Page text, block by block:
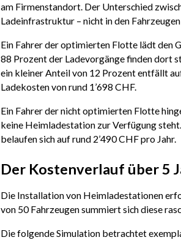
am Firmenstandort. Der Unterschied
Ladeinfrastruktur – nicht in den
Ein Fahrer der optimierten Flotte lädt den
88 Prozent der Ladevorgänge finden dort
ein kleiner Anteil von 12 Prozent entfällt
Ladekosten von rund 1’698 CHF.
Ein Fahrer der nicht optimierten Flotte
keine Heimladestation zur Verfügung
belaufen sich auf rund 2’490 CHF pro Jahr.
Der Kostenverlauf über 5
Die Installation von Heimladestationen
von 50 Fahrzeugen summiert sich diese
Die folgende Simulation betrachtet